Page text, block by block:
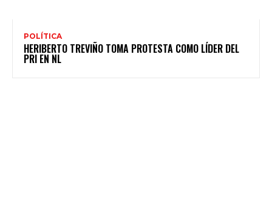
POLÍTICA
HERIBERTO TREVIÑO TOMA PROTESTA COMO LÍDER DEL
PRI EN NL